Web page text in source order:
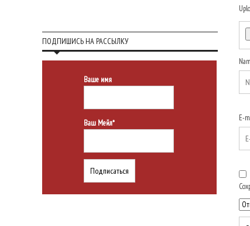
E-
ПОДПИШИСЬ НА РАССЫЛКУ
Ваше имя
Ваш Мейл*